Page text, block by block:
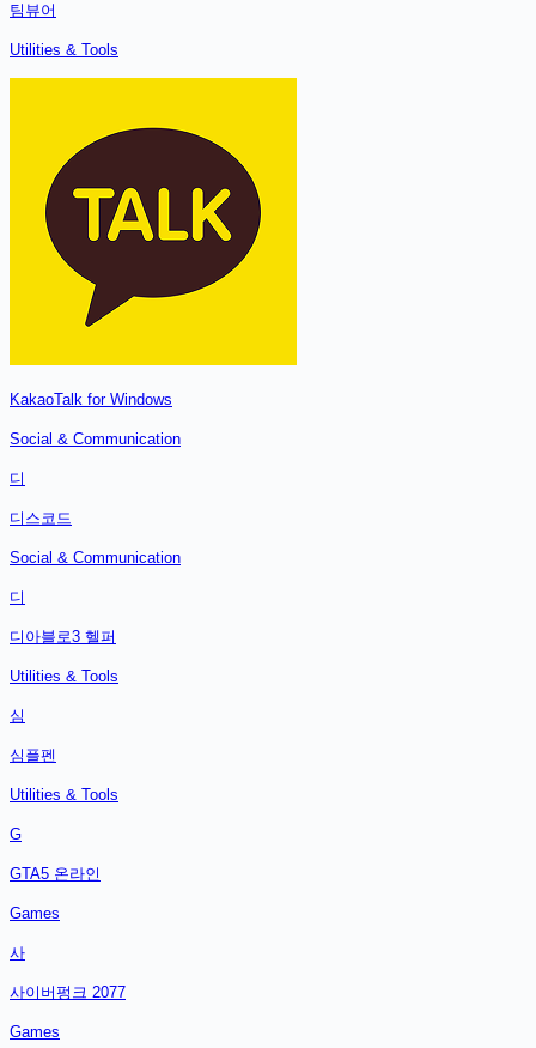
팀뷰어
Utilities & Tools
KakaoTalk for Windows
Social & Communication
디
디스코드
Social & Communication
디
디아블로3 헬퍼
Utilities & Tools
심
심플펜
Utilities & Tools
G
GTA5 온라인
Games
사
사이버펑크 2077
Games